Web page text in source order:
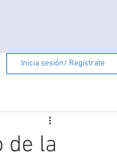
Inicia sesión/ Regístrate
de la